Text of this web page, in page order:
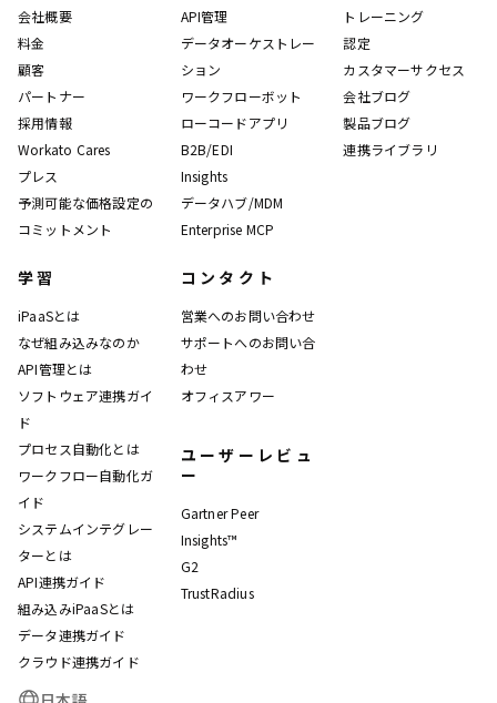
会社概要
料金
顧客
パートナー
採用情報
Workato Cares
プレス
予測可能な価格設定の
コミットメント
API管理
データオーケストレー
ション
ワークフローボット
ローコードアプリ
B2B/EDI
Insights
データハブ/MDM
Enterprise MCP
トレーニング
認定
カスタマーサクセス
会社ブログ
製品ブログ
連携ライブラリ
学習
iPaaSとは
なぜ組み込みなのか
API管理とは
ソフトウェア連携ガイ
ド
プロセス自動化とは
ワークフロー自動化ガ
イド
システムインテグレー
ターとは
API連携ガイド
組み込みiPaaSとは
データ連携ガイド
クラウド連携ガイド
コンタクト
営業へのお問い合わせ
サポートへのお問い合
わせ
オフィスアワー
ユーザーレビュ
ー
Gartner Peer
Insights™
G2
TrustRadius